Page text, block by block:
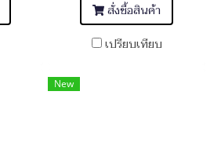
สั่งซื้อสินค้า
เปรียบเทียบ
New